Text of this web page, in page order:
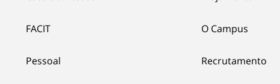
FACIT
Pessoal
O Campus
Recrutamento